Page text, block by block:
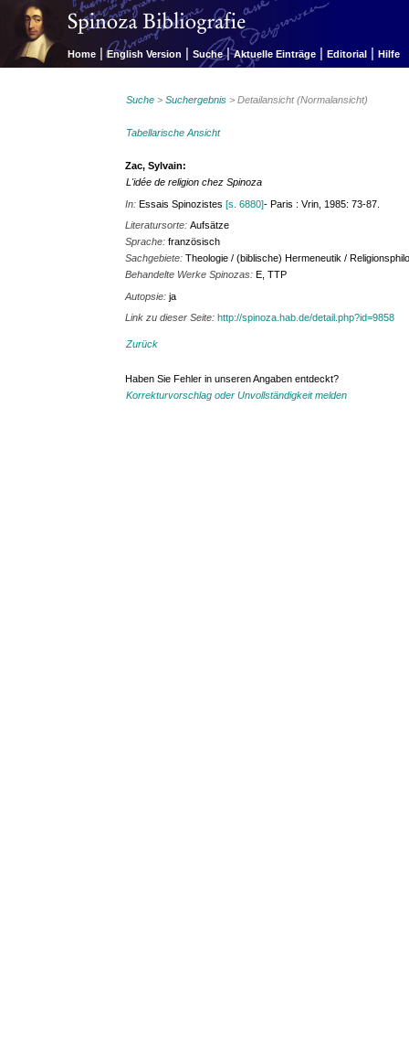
Home | English Version | Suche | Aktuelle Einträge | Editorial | Hilfe
Suche >Suchergebnis > Detailansicht (Normalansicht)
Tabellarische Ansicht
Zac, Sylvain:
L'idée de religion chez Spinoza
In:Essais Spinozistes[s. 6880]- Paris : Vrin, 1985: 73-87.
Literatursorte:Aufsätze
Sprache:französisch
Sachgebiete:Theologie / (biblische) Hermeneutik /
Behandelte Werke Spinozas:E, TTP
Autopsie:ja
Link zu dieser Seite:http://spinoza.hab.de/detail.php?id=9858
Zurück
Haben Sie Fehler in unseren Angaben entdeckt?
Korrekturvorschlag oder Unvollständigkeit melden